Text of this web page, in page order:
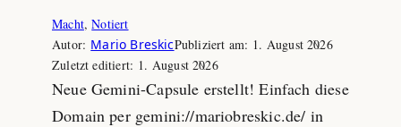
Macht, Notiert
Autor: Mario BreskicPubliziert am: 1. August 2026
Zuletzt editiert: 1. August 2026
Neue Gemini-Capsule erstellt! Einfach diese
Domain per gemini://mariobreskic.de/ in